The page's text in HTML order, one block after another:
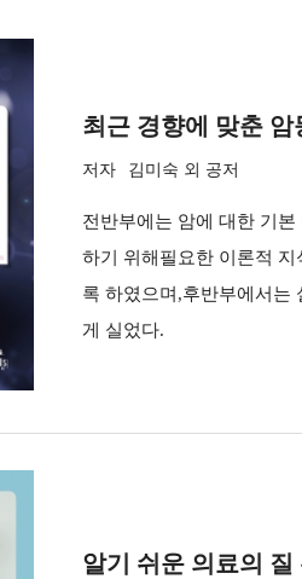
최근 경향에 맞춘 암
저자 김미숙 외 공저
전반부에는 암에 대한 기
하기 위해필요한 이론적
록 하였으며,후반부에서는
게 실었다.
알기 쉬운 의료의 질